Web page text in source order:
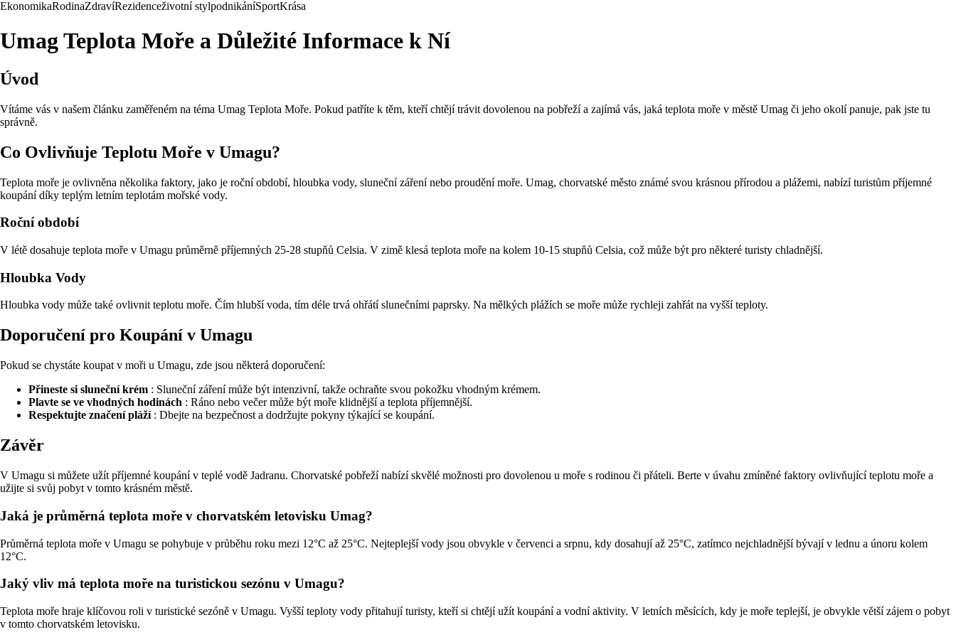
EkonomikaRodinaZdravíRezidenceživotní stylpodnikáníSportKrása
Umag Teplota Moře a Důležité Informace k Ní
Úvod
Vítáme vás v našem článku zaměřeném na téma Umag Teplota Moře. Pokud patříte k těm, kteří chtějí trávit dovolenou na pobřeží a zajímá vás, jaká teplota moře v městě Umag či jeho okolí panuje, pak jste tu
správně.
Co Ovlivňuje Teplotu Moře v Umagu?
Teplota moře je ovlivněna několika faktory, jako je roční období, hloubka vody, sluneční záření nebo proudění moře. Umag, chorvatské město známé svou krásnou přírodou a plážemi, nabízí turistům příjemné
koupání díky teplým letním teplotám mořské vody.
Roční období
V létě dosahuje teplota moře v Umagu průměrně příjemných 25-28 stupňů Celsia. V zimě klesá teplota moře na kolem 10-15 stupňů Celsia, což může být pro některé turisty chladnější.
Hloubka Vody
Hloubka vody může také ovlivnit teplotu moře. Čím hlubší voda, tím déle trvá ohřátí slunečními paprsky. Na mělkých plážích se moře může rychleji zahřát na vyšší teploty.
Doporučení pro Koupání v Umagu
Pokud se chystáte koupat v moři u Umagu, zde jsou některá doporučení:
Přineste si sluneční krém : Sluneční záření může být intenzivní, takže ochraňte svou pokožku vhodným krémem.
Plavte se ve vhodných hodinách : Ráno nebo večer může být moře klidnější a teplota příjemnější.
Respektujte značení pláží: Dbejte na bezpečnost a dodržujte pokyny týkající se koupání.
Závěr
V Umagu si můžete užít příjemné koupání v teplé vodě Jadranu. Chorvatské pobřeží nabízí skvělé možnosti pro dovolenou u moře s rodinou či přáteli. Berte v úvahu zmíněné faktory ovlivňující teplotu moře a
užijte si svůj pobyt v tomto krásném městě.
Jaká je průměrná teplota moře v chorvatském letovisku Umag?
Průměrná teplota moře v Umagu se pohybuje v průběhu roku mezi 12°C až 25°C. Nejteplejší vody jsou obvykle v červenci a srpnu, kdy dosahují až 25°C, zatímco nejchladnější bývají v lednu a únoru kolem
12°C.
Jaký vliv má teplota moře na turistickou sezónu v Umagu?
Teplota moře hraje klíčovou roli v turistické sezóně v Umagu. Vyšší teploty vody přitahují turisty, kteří si chtějí užít koupání a vodní aktivity. V letních měsících, kdy je moře teplejší, je obvykle větší zájem o pobyt
v tomto chorvatském letovisku.